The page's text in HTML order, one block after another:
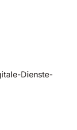
Dienste-